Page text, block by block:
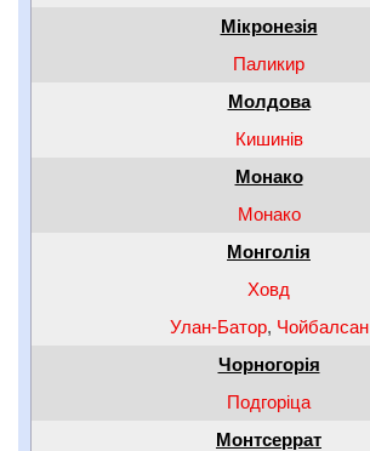
Мікронезія
Паликир
Молдова
Кишинів
Монако
Монако
Монголія
Ховд
Улан-Батор, Чойбалсан
Чорногорія
Подгоріца
Монтсеррат